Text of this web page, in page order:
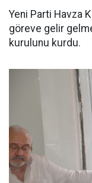
Yeni Parti Havza
göreve gelir
kurulunu kurdu.